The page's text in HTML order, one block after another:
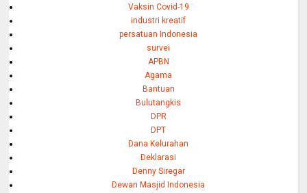
Vaksin Covid-19
industri kreatif
persatuan Indonesia
survei
APBN
Agama
Bantuan
Bulutangkis
DPR
DPT
Dana Kelurahan
Deklarasi
Denny Siregar
Dewan Masjid Indonesia